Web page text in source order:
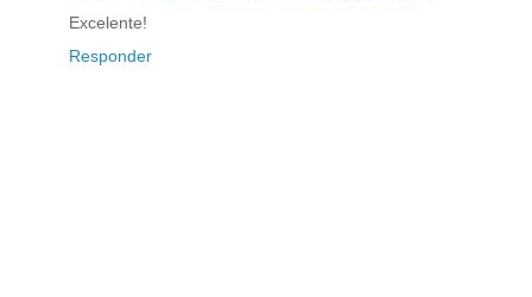
Excelente!
Responder